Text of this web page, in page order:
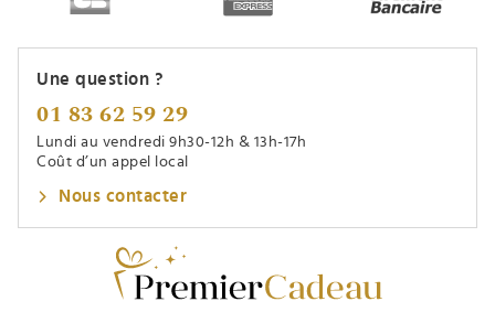
Une question ?
01 83 62 59 29
Lundi au vendredi 9h30-12h & 13h-17h
Coût d’un appel local
Nous contacter